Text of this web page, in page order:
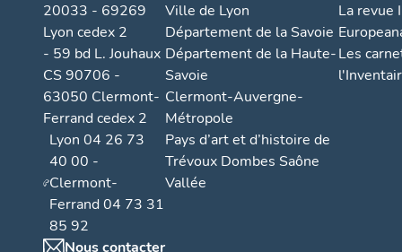
20033 - 69269
Lyon cedex 2
- 59 bd L. Jouhaux
CS 90706 -
63050 Clermont-
Ferrand cedex 2
Lyon 04 26 73
40 00 -
Clermont-
Ferrand 04 73 31
85 92
Nous contacter
Ville de Lyon
Département de la Savoie
Département de la Haute-
Savoie
Clermont-Auvergne-
Métropole
Pays d’art et d’histoire de
Trévoux Dombes Saône
Vallée
La revue
Les